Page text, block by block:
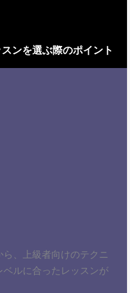
ンを選ぶ際のポイント
、上級者向けのテクニ
ルに合ったレッスンが